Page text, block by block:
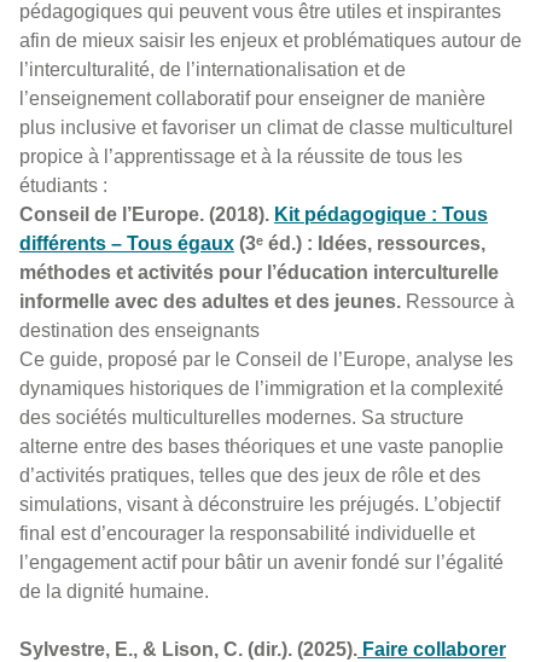
pédagogiques qui peuvent vous être utiles et inspirantes
afin de mieux saisir les enjeux et problématiques autour de
l’interculturalité, de l’internationalisation et de
l’enseignement collaboratif pour enseigner de manière
plus inclusive et favoriser un climat de classe multiculturel
propice à l’apprentissage et à la réussite de tous les
étudiants :
Conseil de l’Europe. (2018). Kit pédagogique : Tous
différents – Tous égaux (3ᵉ éd.) : Idées, ressources,
méthodes et activités pour l’éducation interculturelle
informelle avec des adultes et des jeunes. Ressource à
destination des enseignants
Ce guide, proposé par le Conseil de l’Europe, analyse les
dynamiques historiques de l’immigration et la complexité
des sociétés multiculturelles modernes. Sa structure
alterne entre des bases théoriques et une vaste panoplie
d’activités pratiques, telles que des jeux de rôle et des
simulations, visant à déconstruire les préjugés. L’objectif
final est d’encourager la responsabilité individuelle et
l’engagement actif pour bâtir un avenir fondé sur l’égalité
de la dignité humaine.
Sylvestre, E., & Lison, C. (dir.). (2025). Faire collaborer